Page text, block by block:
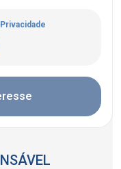
Privacidade